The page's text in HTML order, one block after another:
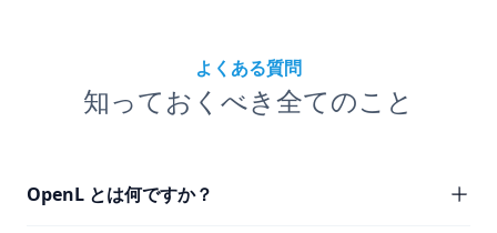
よくある質問
知っておくべき全てのこと
OpenL とは何ですか？